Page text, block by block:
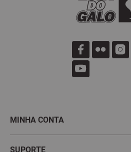
MINHA CONTA
Meus Pedidos
SUPORTE